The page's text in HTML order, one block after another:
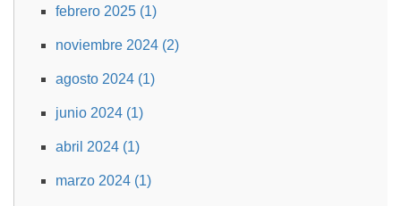
febrero 2025 (1)
noviembre 2024 (2)
agosto 2024 (1)
junio 2024 (1)
abril 2024 (1)
marzo 2024 (1)